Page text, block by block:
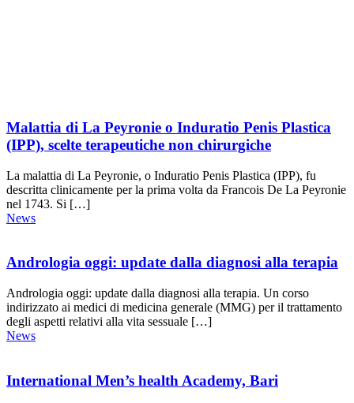
Malattia di La Peyronie o Induratio Penis Plastica
(IPP), scelte terapeutiche non chirurgiche
La malattia di La Peyronie, o Induratio Penis Plastica (IPP), fu
descritta clinicamente per la prima volta da Francois De La Peyronie
nel 1743. Si […]
News
Andrologia oggi: update dalla diagnosi alla terapia
Andrologia oggi: update dalla diagnosi alla terapia. Un corso
indirizzato ai medici di medicina generale (MMG) per il trattamento
degli aspetti relativi alla vita sessuale […]
News
International Men’s health Academy, Bari